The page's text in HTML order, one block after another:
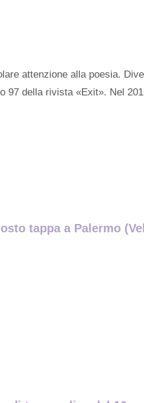
attenzione alla poesia.
della rivista «Exit». Nel
tappa a Palermo